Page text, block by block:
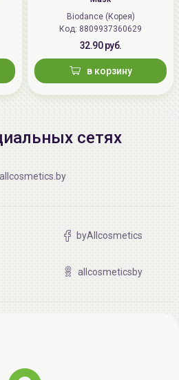
Biodance (Корея)
Код: 8809937360629
32.90 руб.
в корзину
сетях
allcosmetics.by
byAllcosmetics
allcosmeticsby